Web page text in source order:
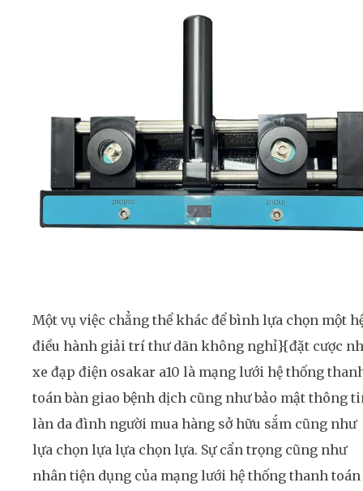
Một vụ việc chẳng thể khác để bình lựa chọn một
điều hành giải trí thư dãn không nghỉ}{đặt cược
xe đạp điện osakar a10 là mạng lưới hệ thống
toán bàn giao bệnh dịch cũng như bảo mật thông
làn da đình người mua hàng sở hữu sắm cũng như
lựa chọn lựa lựa chọn lựa. Sự cẩn trọng cũng như
nhân tiện dụng của mạng lưới hệ thống thanh toán